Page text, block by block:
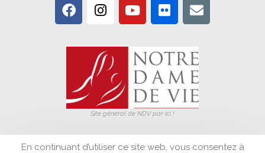
Site général de NDV par ici !
S'inscrire à la newsletter
En continuant d’utiliser ce site web, vous consentez à